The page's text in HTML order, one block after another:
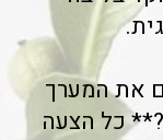
את המערך
כל הצעה